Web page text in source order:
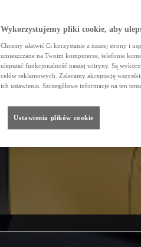
Wykorzystujemy pliki cookie, aby
Chcemy ułatwić Ci korzystanie z naszej strony i
umieszczane na Twoim komputerze, telefonie
ulepszać funkcjonalność naszej witryny. Są
celów reklamowych. Zalecamy akceptację
ich ustawienia. Szczegółowe informacje na ten
Ustawienia plików cookie